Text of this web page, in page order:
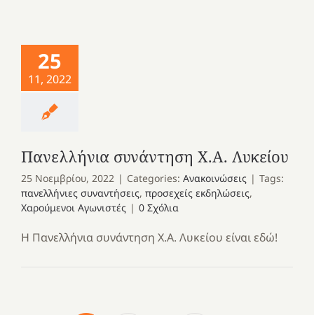
25
11, 2022
Πανελλήνια συνάντηση Χ.Α. Λυκείου
25 Νοεμβρίου, 2022 | Categories: Ανακοινώσεις | Tags:
πανελλήνιες συναντήσεις, προσεχείς εκδηλώσεις,
Χαρούμενοι Αγωνιστές | 0 Σχόλια
Η Πανελλήνια συνάντηση Χ.Α. Λυκείου είναι εδώ!